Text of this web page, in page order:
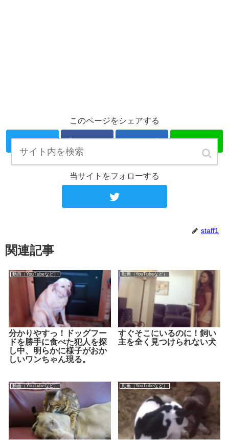
このページをシェアする
Twitter Facebook はてブ LINE
当サイトをフォローする
staff1
関連記事
動画（YouTubeなど）
分かりやすっ！ドッグフー
ドを勝手に食べた犯人を探
し中、明らかに様子がおか
しいワンちゃん現る。
動画（YouTubeなど）
すぐそこにいるのに！飼い
主を全く見つけられない犬
動画（YouTubeなど） 動画（YouTubeなど）